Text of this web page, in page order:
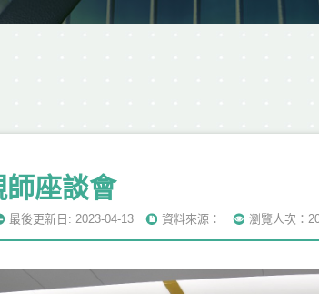
座談會
最後更新日: 2023-04-13 資料來源： 瀏覽人次：